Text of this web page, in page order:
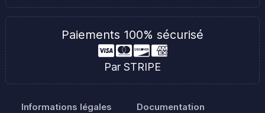
Paiements 100% sécurisé
Par STRIPE
Informations légales Documentation